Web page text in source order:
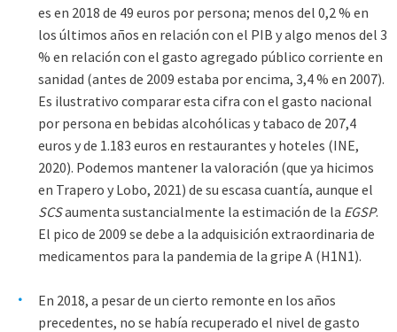
es en 2018 de 49 euros por persona; menos del 0,2 % en
los últimos años en relación con el PIB y algo menos del 3
% en relación con el gasto agregado público corriente en
sanidad (antes de 2009 estaba por encima, 3,4 % en 2007).
Es ilustrativo comparar esta cifra con el gasto nacional
por persona en bebidas alcohólicas y tabaco de 207,4
euros y de 1.183 euros en restaurantes y hoteles (INE,
2020). Podemos mantener la valoración (que ya hicimos
en Trapero y Lobo, 2021) de su escasa cuantía, aunque el
SCSaumenta sustancialmente la estimación de la EGSP.
El pico de 2009 se debe a la adquisición extraordinaria de
medicamentos para la pandemia de la gripe A (H1N1).
En 2018, a pesar de un cierto remonte en los años
precedentes, no se había recuperado el nivel de gasto